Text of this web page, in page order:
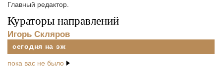
Главный редактор.
Кураторы направлений
Игорь Скляров
сегодня на эж
пока вас не было